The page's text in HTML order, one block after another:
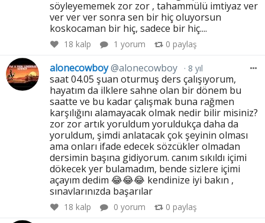
söyleyememek zor zor , tahammülü imtiyaz ver
ver ver ver sonra sen bir hiç oluyorsun
koskocaman bir hiç, sadece bir hiç....
18 kalp 1 yorum 0 paylaş
alonecowboy@alonecowboy 8 yıl
saat 04.05 şuan oturmuş ders çalışıyorum,
hayatım da ilklere sahne olan bir dönem bu
saatte ve bu kadar çalışmak buna rağmen
karşılığını alamayacak olmak nedir bilir misiniz?
zor zor artık yoruldum yoruldukça daha da
yoruldum, şimdi anlatacak çok şeyinin olması
ama onları ifade edecek sözcükler olmadan
dersimin başına gidiyorum. canım sıkıldı içimi
dökecek yer bulamadım, bende sizlere içimi
açayım dedim 😂😂😂 kendinize iyi bakın ,
sınavlarınızda başarılar
18 kalp 0 yorum 0 paylaş